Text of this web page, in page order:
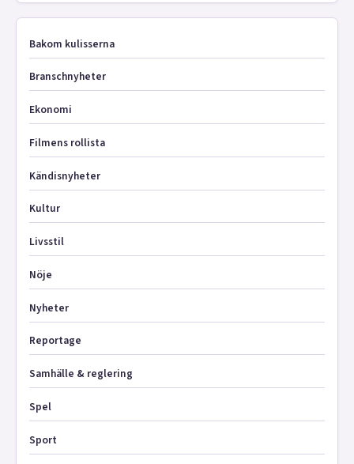
Bakom kulisserna
Branschnyheter
Ekonomi
Filmens rollista
Kändisnyheter
Kultur
Livsstil
Nöje
Nyheter
Reportage
Samhälle & reglering
Spel
Sport